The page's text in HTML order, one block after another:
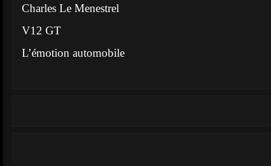
Charles Le Menestrel
V12 GT
L’émotion automobile